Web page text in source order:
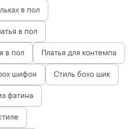
в пол
в пол
в пол Платья для контемпа
шифон Стиль бохо шик
фатина